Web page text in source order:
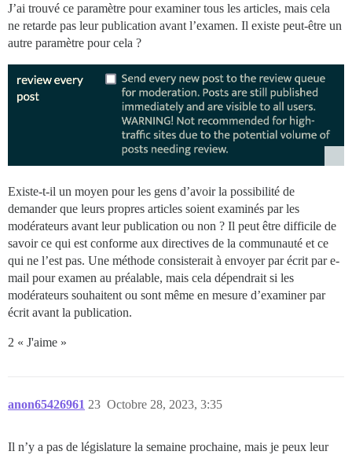
J’ai trouvé ce paramètre pour examiner tous les articles, mais cela
ne retarde pas leur publication avant l’examen. Il existe peut-être un
autre paramètre pour cela ?
Existe-t-il un moyen pour les gens d’avoir la possibilité de
demander que leurs propres articles soient examinés par les
modérateurs avant leur publication ou non ? Il peut être difficile de
savoir ce qui est conforme aux directives de la communauté et ce
qui ne l’est pas. Une méthode consisterait à envoyer par écrit par e-
mail pour examen au préalable, mais cela dépendrait si les
modérateurs souhaitent ou sont même en mesure d’examiner par
écrit avant la publication.
2 « J'aime »
anon65426961 Octobre 28, 2023, 3:35
23
Il n’y a pas de législature la semaine prochaine, mais je peux leur